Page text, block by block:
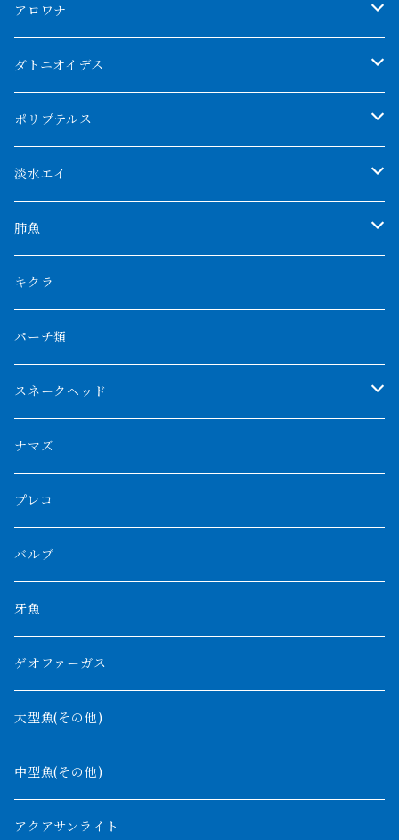
アロワナ
クンパイ
アブソリュートレッド
AGUS スーパーレッドF4
特殊アロワナ
厳選 過背金龍
フルゴールデンクロスバック
ブルーベースクロスバック
BILLY-KENオリジナルブランド紅龍
チョッパーレッド
ブルレッド
その他アジアアロワナ
特殊個体
紅龍
バンジャール
シルバーアロワナ
ブラックアロワナ
ノーザンバラムンディ
その他アロワナ
ダトニオイデス
シャムタイガー
特殊ダトニオ
ダトニオプラスワン
リアルバンド
フォークバンド
フォーバータイガー
メニーバータイガー
ニューギニアダトニオ
ポリプテルス
モンスターポリプ
特殊ポリプ
プラチナ個体
ショート個体
ハイブリッドポリプ
エンドリケリー
ギニア
ナイジェリア
ナイルビチャー
ナポレオンビチャー
バロ川
ビキールビキール
トゥルカナ湖
オモ川
タンガニーカビチャー
アンソルギー
コウロントン
ラプラディ
ギニア
ナイジェリア
コンギクス
オルナティピンニス
コンゴ
ウィークシー
淡水エイ
シナガワダイヤ
ダイヤモンドポルカ
クロコダイル
その他淡水エイ
肺魚
ネオケラ
その他肺魚
キクラ
パーチ類
スネークヘッド
チャンナバルカ
大型スネークヘッド
中型スネークヘッド
小型スネークヘッド
ナマズ
プレコ
バルブ
牙魚
ゲオファーガス
大型魚(その他)
中型魚(その他)
アクアサンライト